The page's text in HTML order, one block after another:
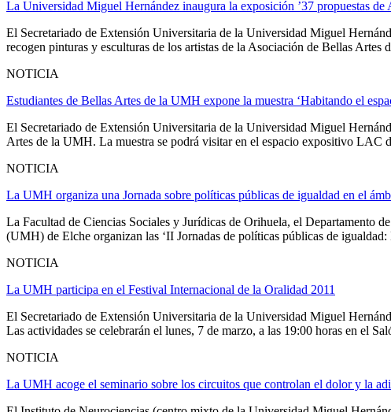
La Universidad Miguel Hernández inaugura la exposición ’37 propuestas de
El Secretariado de Extensión Universitaria de la Universidad Miguel
recogen pinturas y esculturas de los artistas de la Asociación de Bellas
NOTICIA
Estudiantes de Bellas Artes de la UMH expone la muestra ‘Habitando el
El Secretariado de Extensión Universitaria de la Universidad Miguel
Artes de la UMH. La muestra se podrá visitar en el espacio expositivo LAC
NOTICIA
La UMH organiza una Jornada sobre políticas públicas de igualdad en el
La Facultad de Ciencias Sociales y Jurídicas de Orihuela, el Departamento
(UMH) de Elche organizan las ‘II Jornadas de políticas públicas de
NOTICIA
La UMH participa en el Festival Internacional de la Oralidad 2011
El Secretariado de Extensión Universitaria de la Universidad Miguel
Las actividades se celebrarán el lunes, 7 de marzo, a las 19:00 horas en el
NOTICIA
La UMH acoge el seminario sobre los circuitos que controlan el dolor y la